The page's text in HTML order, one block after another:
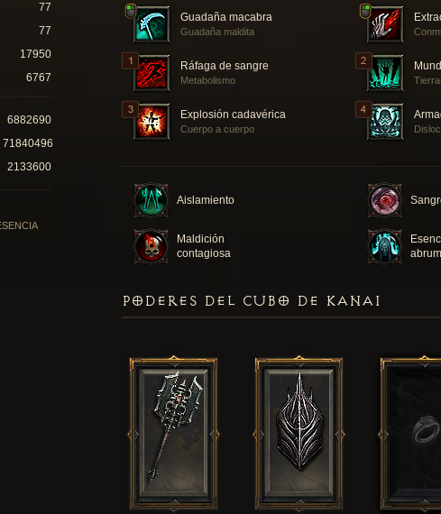
Guadaña macabra
Guadaña maldita
Ráfaga de sangre
Metabolismo
Explosión cadavérica
Cuerpo a cuerpo
Aislamiento
Maldición
contagiosa
77
77
17950
6767
6882690
71840496
2133600
PODERES DEL CUBO DE KANAI